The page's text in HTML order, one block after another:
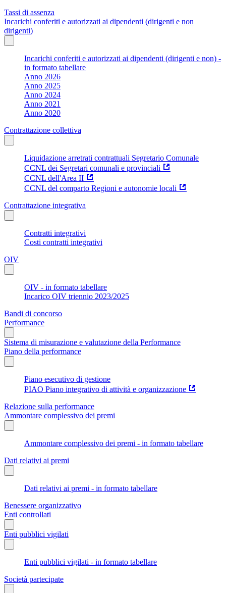
Tassi di assenza
Incarichi conferiti e autorizzati ai dipendenti (dirigenti e non
dirigenti)
Incarichi conferiti e autorizzati ai dipendenti (dirigenti e non) -
in formato tabellare
Anno 2026
Anno 2025
Anno 2024
Anno 2021
Anno 2020
Contrattazione collettiva
Liquidazione arretrati contrattuali Segretario Comunale
CCNL dei Segretari comunali e provinciali
CCNL dell'Area II
CCNL del comparto Regioni e autonomie locali
Contrattazione integrativa
Contratti integrativi
Costi contratti integrativi
OIV
OIV - in formato tabellare
Incarico OIV triennio 2023/2025
Bandi di concorso
Performance
Sistema di misurazione e valutazione della Performance
Piano della performance
Piano esecutivo di gestione
PIAO Piano integrativo di attività e organizzazione
Relazione sulla performance
Ammontare complessivo dei premi
Ammontare complessivo dei premi - in formato tabellare
Dati relativi ai premi
Dati relativi ai premi - in formato tabellare
Benessere organizzativo
Enti controllati
Enti pubblici vigilati
Enti pubblici vigilati - in formato tabellare
Società partecipate